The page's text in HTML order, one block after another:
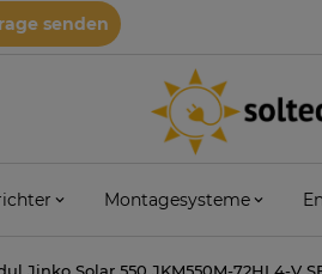
senden
Montagesysteme
Jinko Solar 550 JKM550M-72HL4-V